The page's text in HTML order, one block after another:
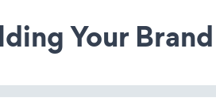
Your Brand